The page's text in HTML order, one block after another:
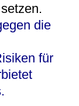
die
für